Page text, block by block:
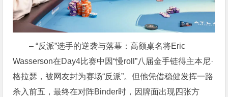
– “反派”选手的逆袭与落幕：高额桌名将Eric
Wasserson在Day4比赛中因“慢roll”八届金手链得主本尼·
格拉瑟，被网友封为赛场“反派”。但他凭借稳健发挥一路
杀入前五，最终在对阵Binder时，因牌面出现四张方